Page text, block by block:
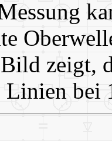
zeigt,
Linien bei